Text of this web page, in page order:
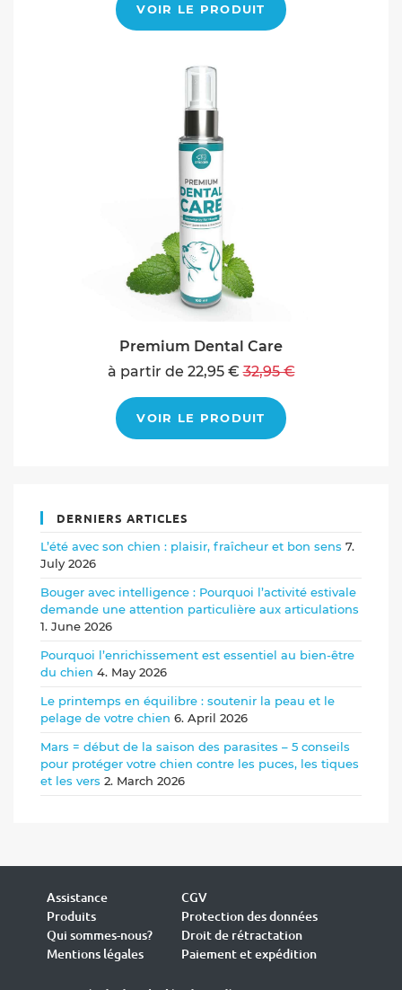
VOIR LE PRODUIT
Premium Dental Care
à partir de 22,95 €32,95 €
VOIR LE PRODUIT
DERNIERS ARTICLES
L’été avec son chien : plaisir, fraîcheur et bon sens 7.
July 2026
Bouger avec intelligence : Pourquoi l’activité estivale
demande une attention particulière aux articulations
1. June 2026
Pourquoi l’enrichissement est essentiel au bien-être
du chien 4. May 2026
Le printemps en équilibre : soutenir la peau et le
pelage de votre chien 6. April 2026
Mars = début de la saison des parasites – 5 conseils
pour protéger votre chien contre les puces, les tiques
et les vers 2. March 2026
Assistance
Produits
Qui sommes-nous?
Mentions légales
CGV
Protection des données
Droit de rétractation
Paiement et expédition